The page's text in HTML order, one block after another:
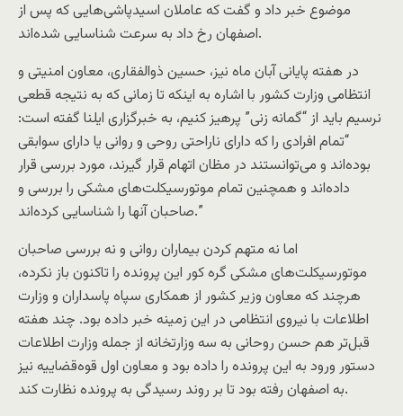
موضوع خبر داد و گفت که عاملان اسیدپاشی‌هایی که پس از
اصفهان رخ داد به سرعت شناسایی شده‌اند.
در هفته پایانی آبان ماه نیز، حسین ذوالفقاری، معاون امنیتی و
انتظامی وزارت کشور با اشاره به اینکه تا زمانی که به نتیجه قطعی
نرسیم باید از “گمانه زنی‌” پرهیز کنیم، به خبرگزاری ایلنا گفته است:
“تمام افرادی را که دارای ناراحتی روحی و روانی یا دارای سوابقی
بوده‌اند و می‌توانستند در مظان اتهام قرار گیرند، مورد بررسی قرار
داده‌اند و همچنین تمام موتورسیکلت‌های مشکی را بررسی و
صاحبان آنها را شناسایی کرده‌اند.”
اما نه متهم کردن بیماران روانی و نه بررسی صاحبان
موتورسیکلت‌های مشکی گره کور این پرونده را تاکنون باز نکرده،
هرچند که معاون وزیر کشور از همکاری سپاه پاسداران و وزارت
اطلاعات با نیروی انتظامی در این زمینه خبر داده بود. چند هفته
قبل‌تر هم حسن روحانی به سه وزارتخانه از جمله وزارت اطلاعات
دستور ورود به این پرونده را داده بود و معاون اول قوه‌قضاییه نیز
به اصفهان رفته بود تا بر روند رسیدگی به پرونده نظارت کند.